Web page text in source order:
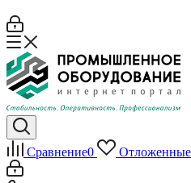
Сравнение0 Отложенные